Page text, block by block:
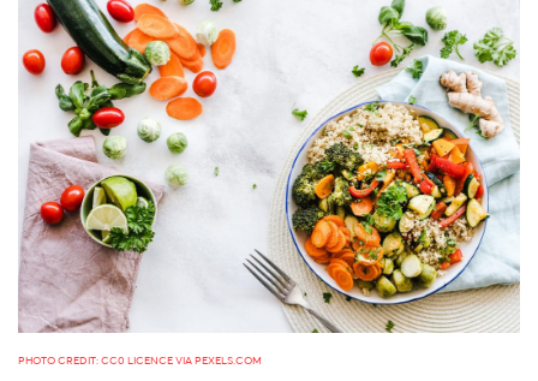
PHOTO CREDIT: CC0 LICENCE VIA PEXELS.COM